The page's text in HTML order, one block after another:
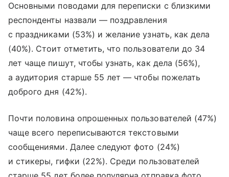
Основными поводами для переписки с близкими
респонденты назвали — поздравления
с праздниками (53%) и желание узнать, как дела
(40%). Стоит отметить, что пользователи до 34
лет чаще пишут, чтобы узнать, как дела (56%),
а аудитория старше 55 лет — чтобы пожелать
доброго дня (42%).
Почти половина опрошенных пользователей (47%)
чаще всего переписываются текстовыми
сообщениями. Далее следуют фото (24%)
и стикеры, гифки (22%). Среди пользователей